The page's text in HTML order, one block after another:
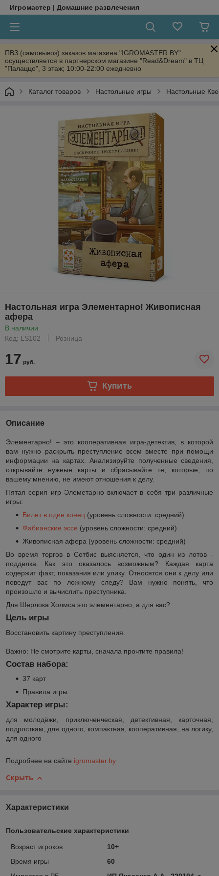
Игромастер | Домашние развлечения
ПВЗ (самовывоз) заказов магазина "IGROMASTER.BY"
осуществляется в партнерском магазине "Read&Dream" в ТЦ
"Палаццо", 3 этаж; 10:00-22:00 ежедневно
Каталог товаров Настольные игры Настольные
Настольная игра Элементарно! Живописная
афера
В наличии
Код: LS102
Розница
17 руб.
Купить
Описание
Элементарно! – это кооперативная игра-детектив, в которой
вам нужно раскрыть преступление всем вместе при помощи
информации на картах. Анализируйте полученные сведения,
открывайте нужные карты и сбрасывайте те, которые, по
вашему мнению, не имеют отношения к делу.
Пятая серия игр Элеметарно включает в себя три различные
игры:
Билет в один конец (уровень сложности: средний)
Фабианские эссе (уровень сложности: средний)
Живописная афера (уровень сложности: средний)
Во время торгов в Сотбис выясняется, что один из лотов -
подделка. Как это оказалось возможным? Каждая карта
содержит факт, показания или улику. Относятся они к делу или
поведут вас по ложному следу? Вам нужно понять, что
произошло и вычислить преступника.
Для Шерлока Холмса это элементарно, а для вас?
Цель игры
Восстановить картину преступления.
Важно: Не смотрите карты, сначала прочтите правила!
Состав набора:
37 карт
Правила игры
Характер игры:
для молодёжи, приключенческая, детективная, карточная,
подросткам, для одного, компактная, кооперативная, на логику,
для одного
Подробнее на сайте igromaster.by
Скрыть
Характеристики
Пользовательские характеристики
Возраст игроков
10+
Время игры
60